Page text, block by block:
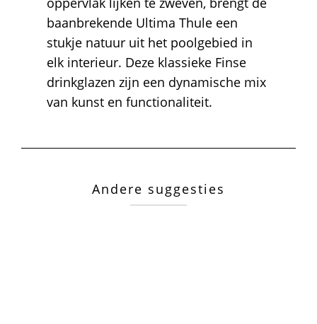
baanbrekende Ultima Thule een
stukje natuur uit het poolgebied in
elk interieur. Deze klassieke Finse
drinkglazen zijn een dynamische mix
van kunst en functionaliteit.
Andere suggesties